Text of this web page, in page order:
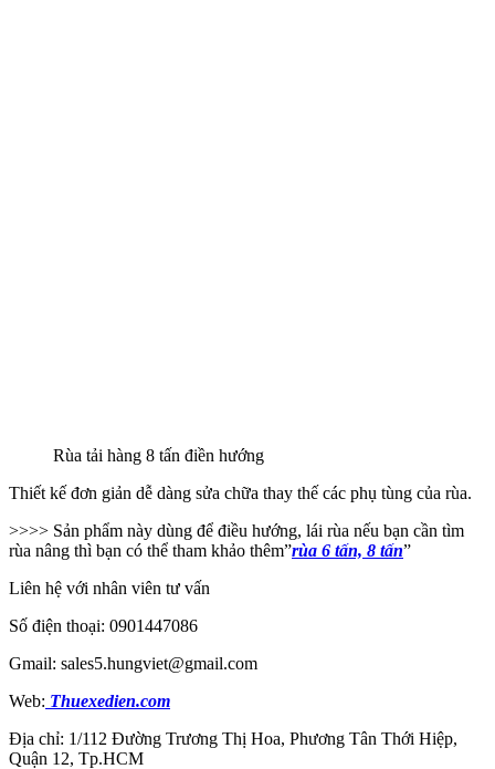
Rùa tải hàng 8 tấn điền hướng
Thiết kế đơn giản dễ dàng sửa chữa thay thế các phụ tùng của rùa.
>>>> Sản phẩm này dùng để điều hướng, lái rùa nếu bạn cần tìm
rùa nâng thì bạn có thể tham khảo thêm”rùa 6 tấn, 8 tấn”
Liên hệ với nhân viên tư vấn
Số điện thoại: 0901447086
Gmail: sales5.hungviet@gmail.com
Web: Thuexedien.com
Địa chỉ: 1/112 Đường Trương Thị Hoa, Phương Tân Thới Hiệp,
Quận 12, Tp.HCM